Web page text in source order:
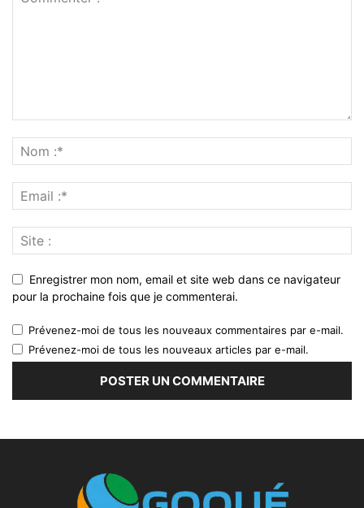
Enregistrer mon nom, email et site web dans ce navigateur
pour la prochaine fois que je commenterai.
Prévenez-moi de tous les nouveaux commentaires par e-mail.
Prévenez-moi de tous les nouveaux articles par e-mail.